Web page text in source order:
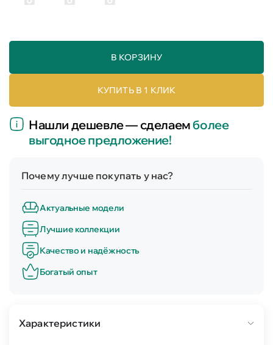
В КОРЗИНУ
КУПИТЬ В 1 КЛИК
Нашли дешевле — сделаемболее
выгодное предложение!
Почему лучше покупать у нас?
Актуальные модели
Лучшие коллекции
Качество и надёжность
Богатый опыт
Характеристики